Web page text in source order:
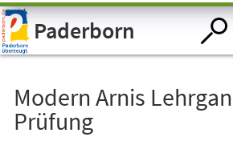
Visuelle
Assistenzsoftware
öffnen.Paderborn
Modern Arnis
Prüfung